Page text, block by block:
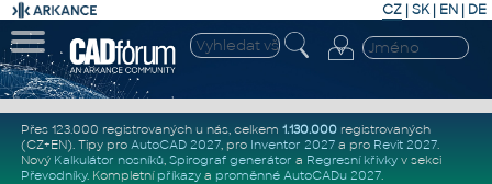
CZ | SK| EN | DE
Přes 123.000 registrovaných u nás, celkem 1.130.000registrovaných
(CZ+EN). Tipy pro AutoCAD 2027, pro Inventor 2027a pro Revit 2027.
Nový Kalkulátor nosníků, Spirograf generátor a Regresní křivkyv sekci
Převodníky. Kompletní příkazya proměnné AutoCADu 2027.